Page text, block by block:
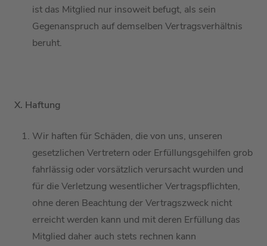
ist das Mitglied nur insoweit befugt, als sein
Gegenanspruch auf demselben Vertragsverhältnis
beruht.
X. Haftung
Wir haften für Schäden, die von uns, unseren
gesetzlichen Vertretern oder Erfüllungsgehilfen grob
fahrlässig oder vorsätzlich verursacht wurden und
für die Verletzung wesentlicher Vertragspflichten,
ohne deren Beachtung der Vertragszweck nicht
erreicht werden kann und mit deren Erfüllung das
Mitglied daher auch stets rechnen kann